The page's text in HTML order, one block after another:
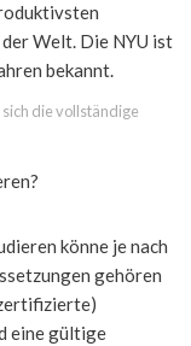
Welt. Die NYU ist
bekannt.
sich die vollständige
könne je nach
gehören
eine gültige